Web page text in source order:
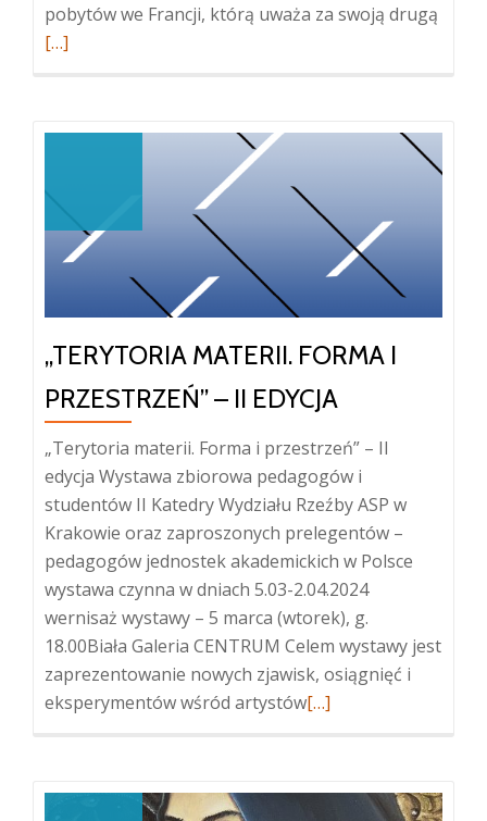
pobytów we Francji, którą uważa za swoją drugą
[…]
„TERYTORIA MATERII. FORMA I
PRZESTRZEŃ” – II EDYCJA
„Terytoria materii. Forma i przestrzeń” – II
edycja Wystawa zbiorowa pedagogów i
studentów II Katedry Wydziału Rzeźby ASP w
Krakowie oraz zaproszonych prelegentów –
pedagogów jednostek akademickich w Polsce
wystawa czynna w dniach 5.03-2.04.2024
wernisaż wystawy – 5 marca (wtorek), g.
18.00Biała Galeria CENTRUM Celem wystawy jest
zaprezentowanie nowych zjawisk, osiągnięć i
eksperymentów wśród artystówWięcej
[…]